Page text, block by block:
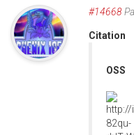
#14668
Citation
OSS